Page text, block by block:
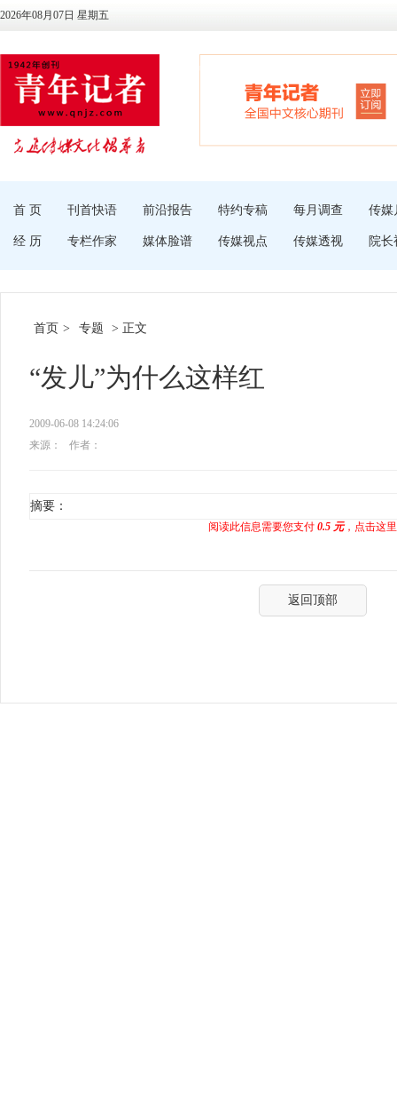
2026年08月07日 星期五
首 页 刊首快语 前沿报告 特约专稿 每月调查 传媒
经 历 专栏作家 媒体脸谱 传媒视点 传媒透视 院长
首页 > 专题 > 正文
“发儿”为什么这样红
2009-06-08 14:24:06
来源：
作者：
摘要：
阅读此信息需要您支付 0.5 元，点击这
返回顶部